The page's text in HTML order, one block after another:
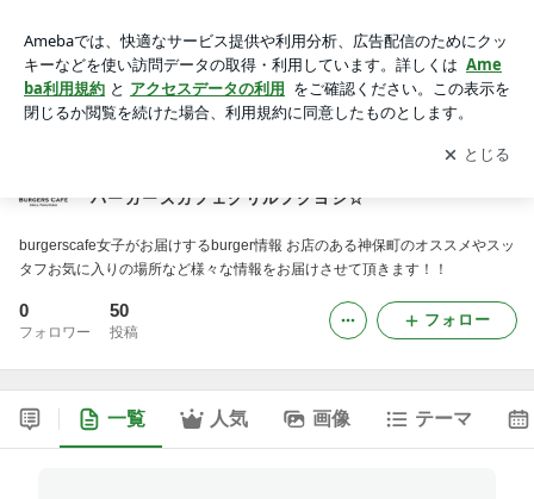
ェグリルフクヨシ☆
アプリをダウンロードして ブログの更新通知
を受け取りまし
ょう。
開く
バーガーズカフェグリルフクヨシ☆
burgerscafe女子がお届けするburger情報 お店のある神保町のオススメやスッ
タフお気に入りの場所など様々な情報をお届けさせて頂きます！！
0
フォロワー
50
投稿
フォロー
一覧 人気 画像 テーマ